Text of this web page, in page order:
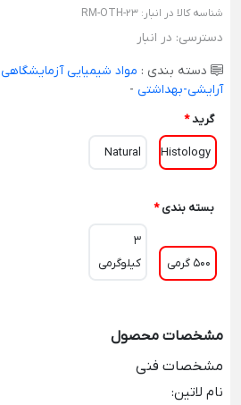
شناسه کالا در انبار: RM-OTH-23
دسترسی: در انبار
دسته بندی : مواد شیمیایی آزمایشگاهی
آرایشی-بهداشتی -
گرید*
Histology
Natural
بسته بندی *
500 گرمی
3
کیلوگرمی
مشخصات محصول
مشخصات فنی
نام لاتین: